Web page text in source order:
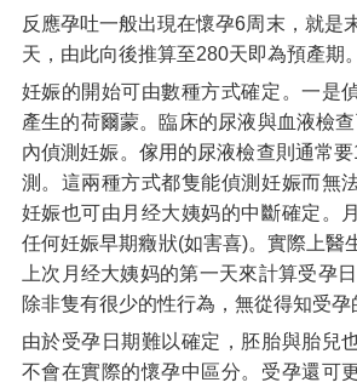
反應孕吐一般出現在懷孕6周末，就是
天，由此向後推算至280天即為預產期。
妊娠的開始可由數種方式確定。一是
產生的荷爾蒙。臨床的尿液與血液檢
內偵測妊娠。傢用的尿液檢查則通常
測。這兩種方式都隻能偵測妊娠而無
妊娠也可由月经大姨妈的中斷確定。
任何妊娠早期癥狀(如害喜)。實際上醫
上次月经大姨妈的第一天來計算受孕日
除非隻有很少的性行為，無從得知受孕
由於受孕日期難以確定，胚胎與胎兒
不會在實際的懷孕中區分。受孕還可